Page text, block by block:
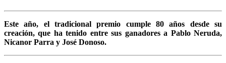
Este año, el tradicional premio cumple 80 años desde su
creación, que ha tenido entre sus ganadores a Pablo Neruda,
Nicanor Parra y José Donoso.